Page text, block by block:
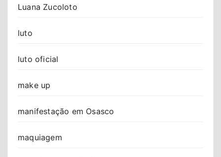
Luana Zucoloto
luto
luto oficial
make up
manifestação em Osasco
maquiagem